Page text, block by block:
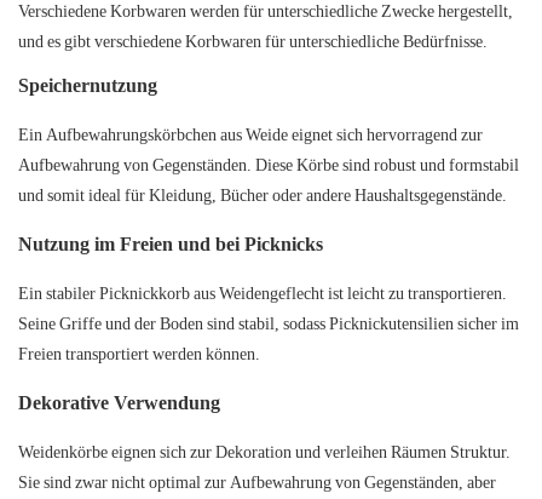
Verschiedene Korbwaren werden für unterschiedliche Zwecke hergestellt,
und es gibt verschiedene Korbwaren für unterschiedliche Bedürfnisse.
Speichernutzung
Ein Aufbewahrungskörbchen aus Weide eignet sich hervorragend zur
Aufbewahrung von Gegenständen. Diese Körbe sind robust und formstabil
und somit ideal für Kleidung, Bücher oder andere Haushaltsgegenstände.
Nutzung im Freien und bei Picknicks
Ein stabiler Picknickkorb aus Weidengeflecht ist leicht zu transportieren.
Seine Griffe und der Boden sind stabil, sodass Picknickutensilien sicher im
Freien transportiert werden können.
Dekorative Verwendung
Weidenkörbe eignen sich zur Dekoration und verleihen Räumen Struktur.
Sie sind zwar nicht optimal zur Aufbewahrung von Gegenständen, aber